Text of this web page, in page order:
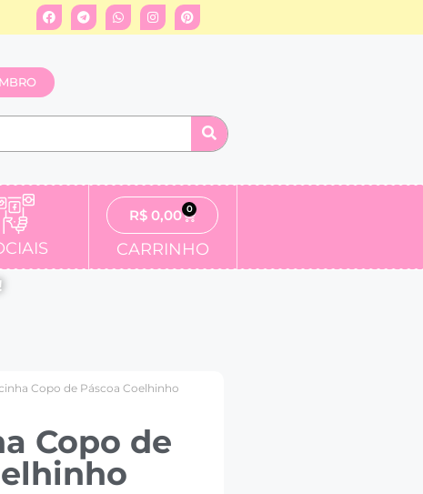
R$ 0,00 0
CARRINHO
Copo de Páscoa Coelhinho
Copo de